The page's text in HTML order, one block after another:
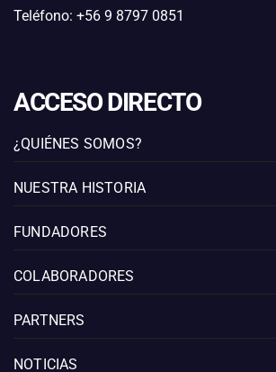
Teléfono: +56 9 8797 0851
ACCESO DIRECTO
¿QUIÉNES SOMOS?
NUESTRA HISTORIA
FUNDADORES
COLABORADORES
PARTNERS
NOTICIAS